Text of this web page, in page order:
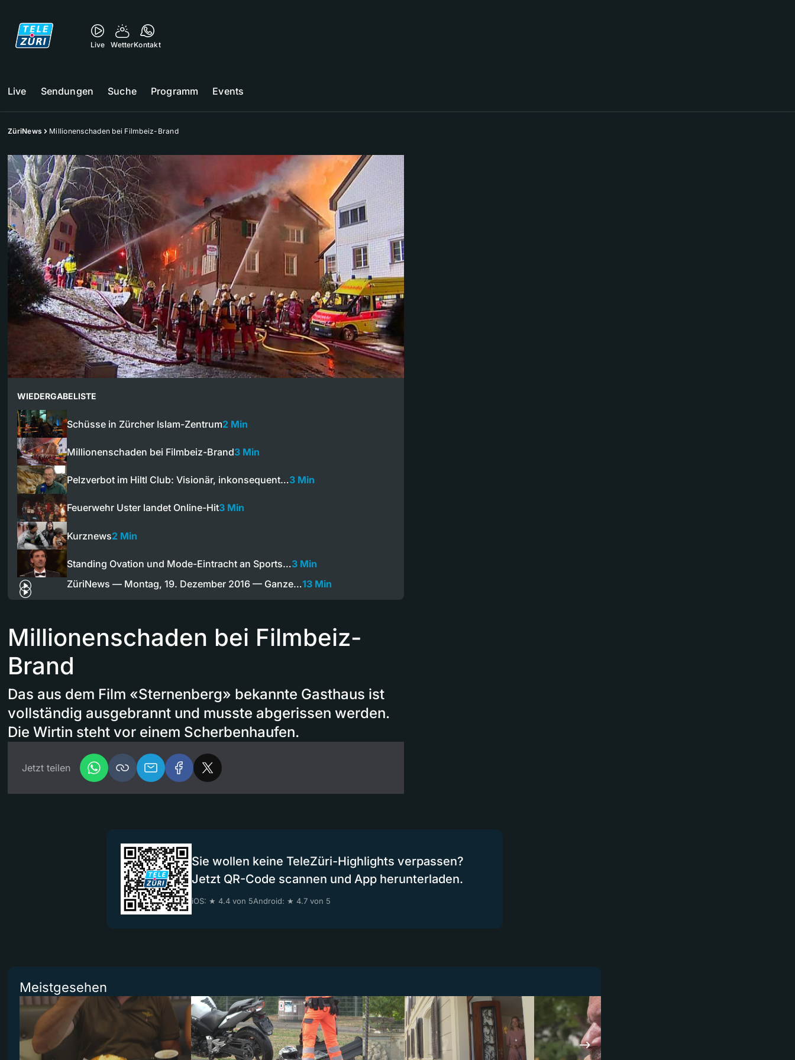
Live WetterKontakt
Live Sendungen Suche Programm Events
ZüriNews Millionenschaden bei Filmbeiz-Brand
WIEDERGABELISTE
Schüsse in Zürcher Islam-Zentrum2 Min
Millionenschaden bei Filmbeiz-Brand3 Min
Pelzverbot im Hiltl Club: Visionär, inkonsequent…3 Min
Feuerwehr Uster landet Online-Hit3 Min
Kurznews2 Min
Standing Ovation und Mode-Eintracht an Sports…3 Min
ZüriNews — Montag, 19. Dezember 2016 — Ganze…13 Min
Millionenschaden bei Filmbeiz-
Brand
Das aus dem Film «Sternenberg» bekannte Gasthaus ist
vollständig ausgebrannt und musste abgerissen werden.
Die Wirtin steht vor einem Scherbenhaufen.
Jetzt teilen
Sie wollen keine TeleZüri-Highlights verpassen?
Jetzt QR-Code scannen und App herunterladen.
iOS: ★ 4.4 von 5Android: ★ 4.7 von 5
Meistgesehen